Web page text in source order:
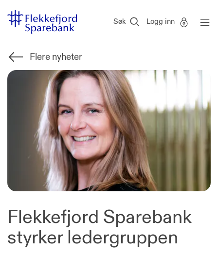
Gå til sideinnhold
Sparebank
Søk Logg inn
Flere nyheter
Flekkefjord Sparebank
styrker ledergruppen
er
Miljøfyrtårn-